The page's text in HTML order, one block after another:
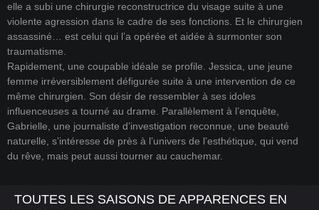
elle a subi une chirurgie reconstructrice du visage suite à une
violente agression dans le cadre de ses fonctions. Et le chirurgien
assassiné… est celui qui l’a opérée et aidée à surmonter son
traumatisme.
Rapidement, une coupable idéale se profile. Jessica, une jeune
femme irréversiblement défigurée suite à une intervention de ce
même chirurgien. Son désir de ressembler à ses idoles
influenceuses a tourné au drame. Parallèlement à l’enquête,
Gabrielle, une journaliste d’investigation reconnue, une beauté
naturelle, s’intéresse de près à l’univers de l’esthétique, qui vend
du rêve, mais peut aussi tourner au cauchemar.
TOUTES LES SAISONS DE APPARENCES EN